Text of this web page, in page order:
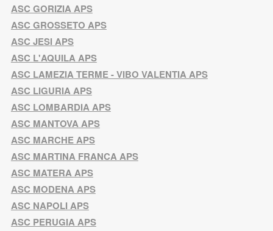
ASC GORIZIA APS
ASC GROSSETO APS
ASC JESI APS
ASC L'AQUILA APS
ASC LAMEZIA TERME - VIBO VALENTIA APS
ASC LIGURIA APS
ASC LOMBARDIA APS
ASC MANTOVA APS
ASC MARCHE APS
ASC MARTINA FRANCA APS
ASC MATERA APS
ASC MODENA APS
ASC NAPOLI APS
ASC PERUGIA APS